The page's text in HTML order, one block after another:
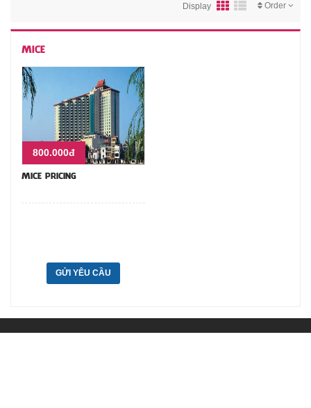
Order
Display
MICE
800.000đ
MICE PRICING
GỬI YÊU CẦU